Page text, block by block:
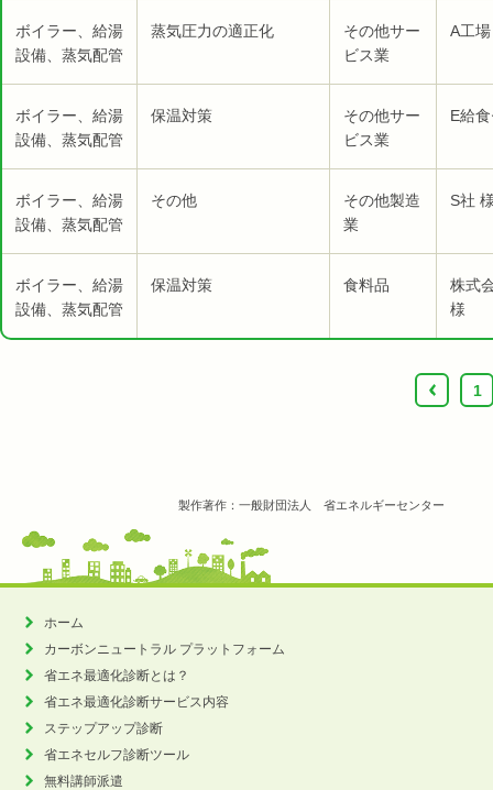
ボイラー、給湯
設備、蒸気配管
蒸気圧力の適正化
その他サー
ビス業
A工
ボイラー、給湯
設備、蒸気配管
保温対策
その他サー
ビス業
E給
ボイラー、給湯
設備、蒸気配管
その他
その他製造
業
S社
ボイラー、給湯
設備、蒸気配管
保温対策 食料品
株式
様
‹ 1
製作著作：一般財団法人 省エネルギーセンター
ホーム
カーボンニュートラル プラットフォーム
省エネ最適化診断とは？
省エネ最適化診断サービス内容
ステップアップ診断
省エネセルフ診断ツール
無料講師派遣